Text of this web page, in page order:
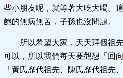
些小朋友呢，就等著大吃大喝。
飽的無病無苦，子孫也沒問題。
所以希望大家，天天拜個祖
可以，所以我們每天要觀想「回
「黃氏歷代祖先、陳氏歷代祖先